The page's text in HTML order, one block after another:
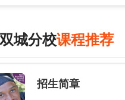
城分校课程推荐
招生简章